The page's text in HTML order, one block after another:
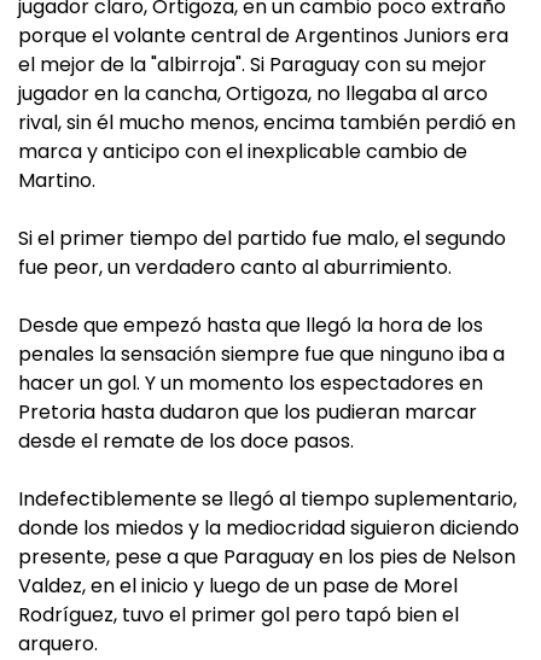
jugador claro, Ortigoza, en un cambio poco extraño
porque el volante central de Argentinos Juniors era
el mejor de la "albirroja". Si Paraguay con su mejor
jugador en la cancha, Ortigoza, no llegaba al arco
rival, sin él mucho menos, encima también perdió en
marca y anticipo con el inexplicable cambio de
Martino.
Si el primer tiempo del partido fue malo, el segundo
fue peor, un verdadero canto al aburrimiento.
Desde que empezó hasta que llegó la hora de los
penales la sensación siempre fue que ninguno iba a
hacer un gol. Y un momento los espectadores en
Pretoria hasta dudaron que los pudieran marcar
desde el remate de los doce pasos.
Indefectiblemente se llegó al tiempo suplementario,
donde los miedos y la mediocridad siguieron diciendo
presente, pese a que Paraguay en los pies de Nelson
Valdez, en el inicio y luego de un pase de Morel
Rodríguez, tuvo el primer gol pero tapó bien el
arquero.